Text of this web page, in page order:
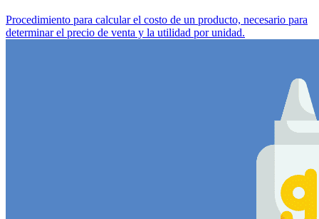
Procedimiento para calcular el costo de un producto, necesario para
determinar el precio de venta y la utilidad por unidad.